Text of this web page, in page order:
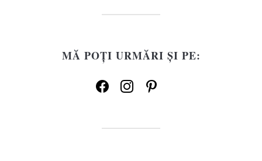
MĂ POȚI URMĂRI ȘI PE:
facebookinstagrampinterest